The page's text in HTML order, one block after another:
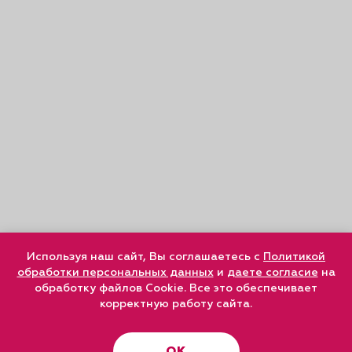
Используя наш сайт, Вы соглашаетесь с Политикой
обработки персональных данныхи даете согласие на
обработку файлов Cookie. Все это обеспечивает
корректную работу сайта.